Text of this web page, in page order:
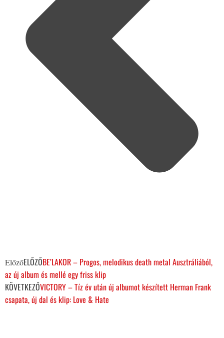
ElőzőELŐZŐBE’LAKOR – Progos, melodikus death metal Ausztráliából,
az új album és mellé egy friss klip
KÖVETKEZŐVICTORY – Tíz év után új albumot készített Herman Frank
csapata, új dal és klip: Love & Hate